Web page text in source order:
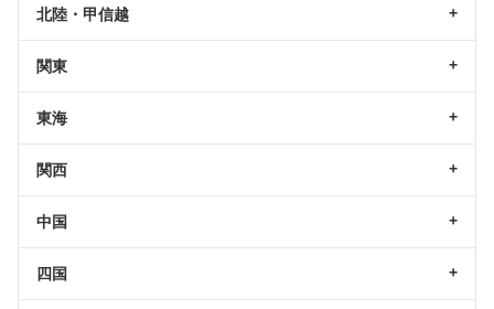
北陸・甲信越
関東
東海
関西
中国
四国